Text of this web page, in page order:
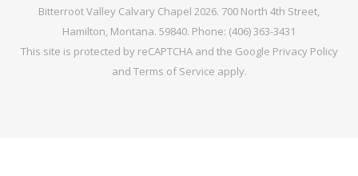
Bitterroot Valley Calvary Chapel 2026. 700 North 4th Street,
Hamilton, Montana. 59840. Phone: (406) 363-3431
This site is protected by reCAPTCHA and the Google Privacy Policy
and Terms of Service apply.